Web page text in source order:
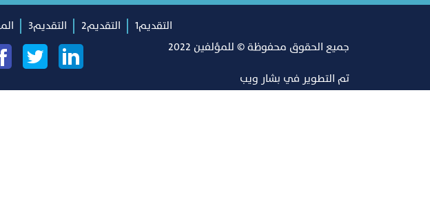
التقديم1 التقديم2 التقديم3
جميع الحقوق محفوظة © للمؤلفين 2022
تم التطوير في بشار ويب